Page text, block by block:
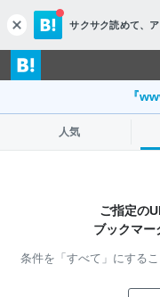
c
l
o
s
サクサク読めて、
『
人気
ご指定の
ブックマー
条件を「すべて」にするこ